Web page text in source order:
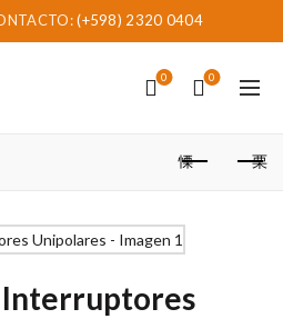
(+598) 2320 0404
0 0
Interruptores